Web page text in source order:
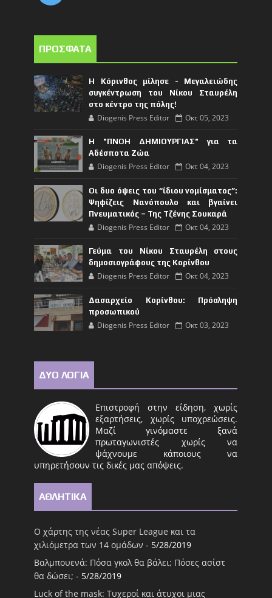
ΠΡΟΣΦΑΤΑ
Η Κόρινθος μίλησε - Μεγαλειώδης
συγκέντρωση του Νίκου Σταυρέλη
στο κέντρο της πόλης!
Diogenis Press Editor Οκτ 05, 2023
Η "ΠΝΟΗ ΔΗΜΙΟΥΡΓΙΑΣ" για τα
Αδέσποτα Ζώα
Diogenis Press Editor Οκτ 04, 2023
Οι δυο όψεις του “ίδιου νομίσματος”:
Ψηφίζεις Νανόπουλο και βγαίνει
Πνευματικός – Της Τζένης Σουκαρά
Diogenis Press Editor Οκτ 04, 2023
Γεύμα του Νίκου Σταυρέλη στους
δημοσιογράφους της Κορίνθου
Diogenis Press Editor Οκτ 04, 2023
Δασαρχείο Κορίνθου: Πρόσληψη
προσωπικού
Diogenis Press Editor Οκτ 03, 2023
ΔΥΟ ΛΟΓΙΑ
Επιστροφή στην είδηση, χωρίς
εξαρτήσεις, χωρίς υποχρεώσεις.
Μαζί γινόμαστε ξανά
πρωταγωνιστές χωρίς να
ψάχνουμε κάποιους να
υπηρετήσουν τις δικές μας απόψεις.
ΑΘΛΗΤΙΚΑ
Ο χάρτης της νέας Super League και τα
χιλιόμετρα των 14 ομάδων - 5/28/2019
Βαλμπουενά: Πόσα γκολ θα βάλει; Πόσες ασίστ
θα δώσει; - 5/28/2019
Luck of the mask: Τυχεροί και άτυχοι μιας